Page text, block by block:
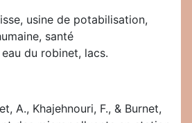
usine de potabilisation,
santé
du robinet, lacs.
A., Khajehnouri, F., & Burnet,